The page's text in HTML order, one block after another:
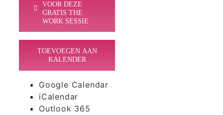
VOOR DEZE
GRATIS THE
WORK SESSIE
TOEVOEGEN AAN
KALENDER
Google Calendar
iCalendar
Outlook 365